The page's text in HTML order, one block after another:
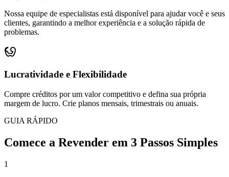
Nossa equipe de especialistas está disponível para ajudar você e seus
clientes, garantindo a melhor experiência e a solução rápida de
problemas.
Lucratividade e Flexibilidade
Compre créditos por um valor competitivo e defina sua própria
margem de lucro. Crie planos mensais, trimestrais ou anuais.
GUIA RÁPIDO
Comece a Revender em 3 Passos Simples
1